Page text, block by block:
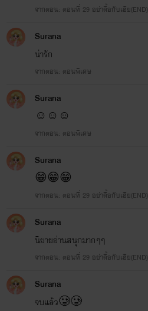
จากตอน: ตอนที่ 29 อย่าดื้อกับเฮีย(END)
Surana
น่ารัก
จากตอน: ตอนพิเศษ
Surana
☺☺☺
จากตอน: ตอนพิเศษ
Surana
😁😁😁
จากตอน: ตอนที่ 29 อย่าดื้อกับเฮีย(END)
Surana
นิยายอ่านสนุกมากๆๆ
จากตอน: ตอนที่ 29 อย่าดื้อกับเฮีย(END)
Surana
จบแล้ว🥲🥲